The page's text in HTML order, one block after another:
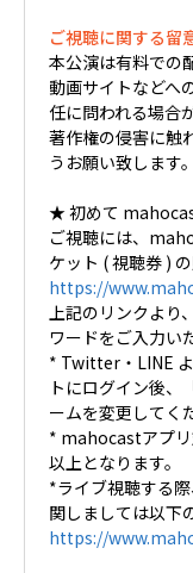
ご視聴に関する留
本公演は有料での
動画サイトなどへ
任に問われる場合
著作権の侵害に触
うお願い致します。
★ 初めて
ご視聴には、
ケット ( 視聴券 )
https://
上記のリンクより
ワードをご入力い
* Twitter・LINE
トにログイン後、
ームを変更してく
* mahocastアプリ
以上となります。
*ライブ視聴する
関しましては以下
https://